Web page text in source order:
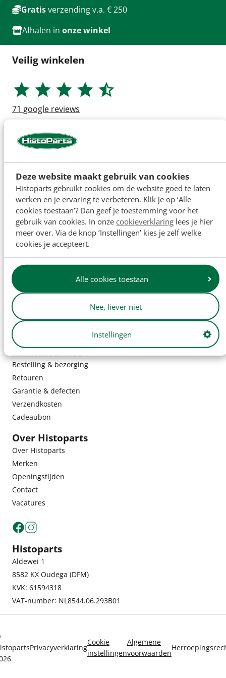
Deze website maakt gebruik van cookies
Histoparts gebruikt cookies om de website goed te laten
werken en je ervaring te verbeteren. Klik je op ‘Alle
cookies toestaan’? Dan geef je toestemming voor het
gebruik van cookies. In onze cookieverklaringlees je hier
meer over. Via de knop ‘Instellingen’ kies je zelf welke
cookies je accepteert.
Alle cookies toestaan
Nee, liever niet
Instellingen
Gratisverzending v.a. € 250
Afhalen in onze winkel
Veilig winkelen
71 google reviews
Klantenservice
Bestelling & bezorging
Retouren
Garantie & defecten
Verzendkosten
Cadeaubon
Over Histoparts
Over Histoparts
Merken
Openingstijden
Contact
Vacatures
Histoparts
Aldewei 1
8582 KX Oudega (DFM)
KVK: 61594318
VAT-number: NL8544.06.293B01
Privacyverklaring
Cookie
instellingen
Algemene
voorwaarden